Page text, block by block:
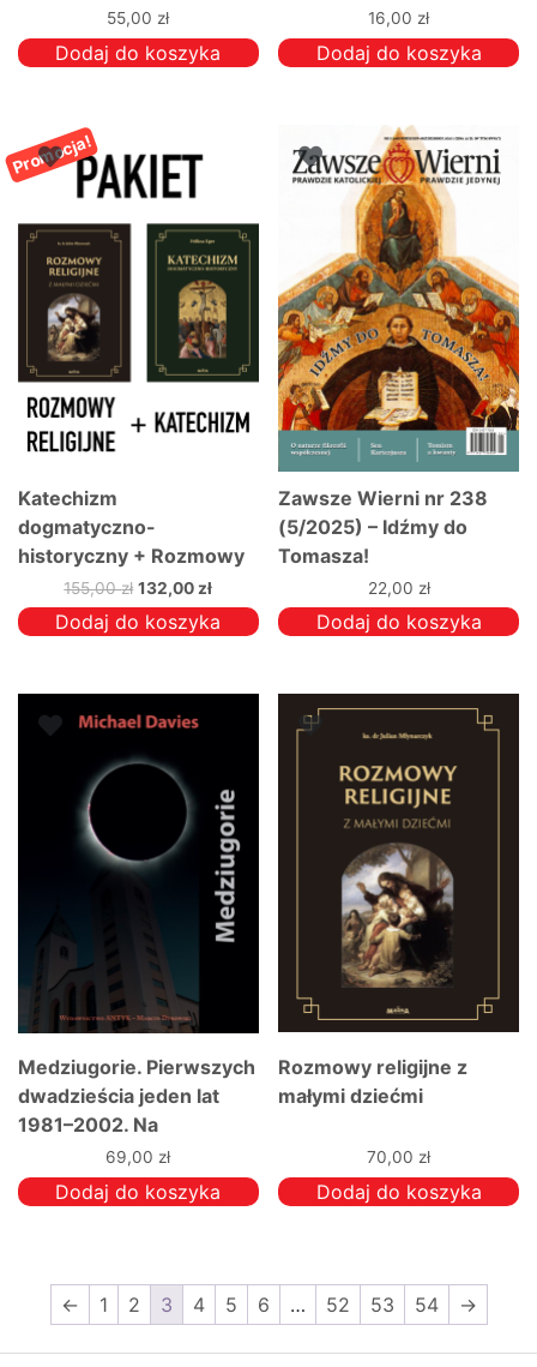
55,00 zł
Dodaj do koszyka
16,00 zł
Dodaj do koszyka
Promocja!
Katechizm
dogmatyczno-
historyczny + Rozmowy
religijne z małymi
dziećmi. [PAKIET]
155,00zł Pierwotna
cena
wynosiła:
132,00 złAktualna
cena
wynosi:
Dodaj do koszyka
Zawsze Wierni nr 238
(5/2025) – Idźmy do
Tomasza!
22,00 zł
Dodaj do koszyka
Medziugorie. Pierwszych
dwadzieścia jeden lat
1981–2002. Na
podstawie źródeł
69,00 zł
Dodaj do koszyka
Rozmowy religijne z
małymi dziećmi
70,00 zł
Dodaj do koszyka
← 1 2 3 4 5 6 … 52 53 54 →